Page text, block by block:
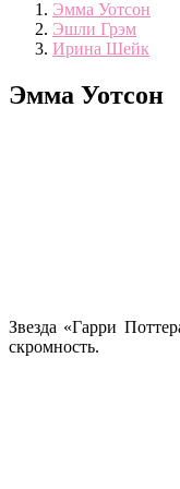
Эмма Уотсон
Эшли Грэм
Ирина Шейк
Эмма Уотсон
Звезда «Гарри
скромность.